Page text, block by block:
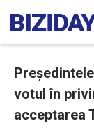
votul în
acceptarea